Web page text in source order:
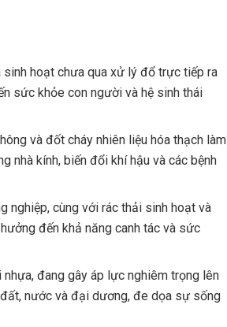
sinh hoạt chưa qua xử lý đổ trực tiếp ra
sức khỏe con người và hệ sinh thái
và đốt cháy nhiên liệu hóa thạch làm
nhà kính, biến đổi khí hậu và các bệnh
nghiệp, cùng với rác thải sinh hoạt và
đến khả năng canh tác và sức
đang gây áp lực nghiêm trọng lên
nước và đại dương, đe dọa sự sống